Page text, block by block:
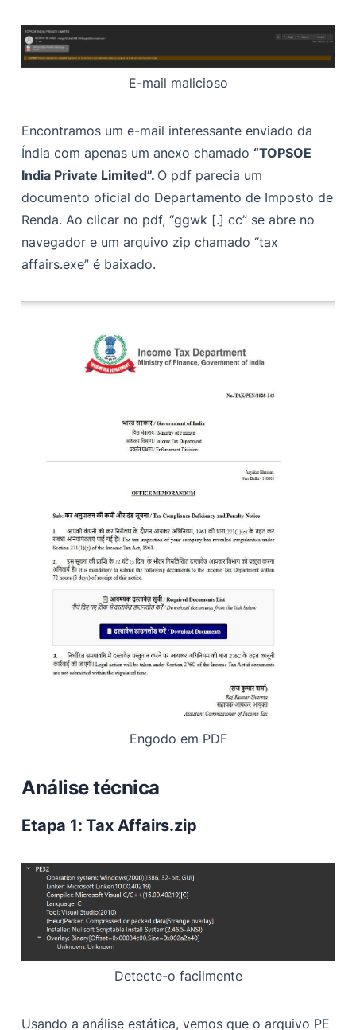
E-mail malicioso
Encontramos um e-mail interessante enviado da
Índia com apenas um anexo chamado“TOPSOE
India Private Limited”. O pdf parecia um
documento oficial do Departamento de Imposto de
Renda. Ao clicar no pdf, “ggwk [.] cc” se abre no
navegador e um arquivo zip chamado “tax
affairs.exe” é baixado.
Engodo em PDF
Análise técnica
Etapa 1: Tax Affairs.zip
Detecte-o facilmente
Usando a análise estática, vemos que o arquivo PE